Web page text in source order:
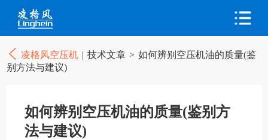
凌格风空压机 | 技术文章 > 如何辨别空压机油的质量(鉴
别方法与建议)
如何辨别空压机油的质量(鉴别方
法与建议)